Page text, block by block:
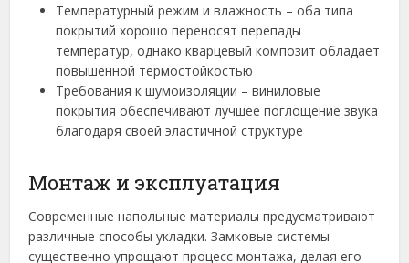
Температурный режим и влажность – оба типа
покрытий хорошо переносят перепады
температур, однако кварцевый композит обладает
повышенной термостойкостью
Требования к шумоизоляции – виниловые
покрытия обеспечивают лучшее поглощение звука
благодаря своей эластичной структуре
Монтаж и эксплуатация
Современные напольные материалы предусматривают
различные способы укладки. Замковые системы
существенно упрощают процесс монтажа, делая его